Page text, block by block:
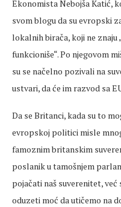
Ekonomista Nebojša Katić,
svom blogu da su evropski
lokalnih birača, koji ne
funkcioniše“. Po njegovom
su se načelno pozivali na
ustvari, da će im razvod sa
Da se Britanci, kada su to
evropskoj politici misle
famoznim britanskim
poslanik u tamošnjem
pojačati naš suverenitet, već
oduzeti moć da utičemo na